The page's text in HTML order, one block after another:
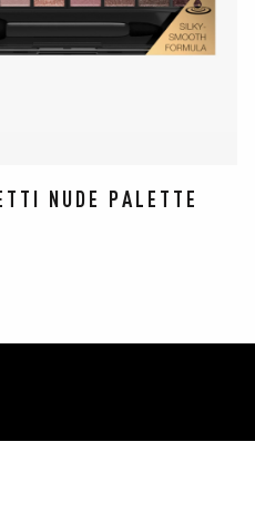
NUDE PALETTE